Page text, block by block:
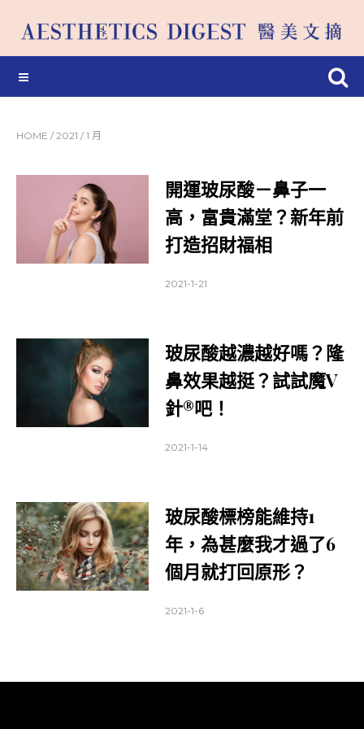
HOME / 2021 / 1 月
開運玻尿酸－鼻子一
高，富貴滿堂？新年前
打造招財福相
2021-1-21
玻尿酸越濃越好嗎？隆
鼻效果越挺？試試魔V
針®吧！
2021-1-14
玻尿酸標榜能維持1
年，為甚麼我才過了6
個月就打回原形？
2021-1-6